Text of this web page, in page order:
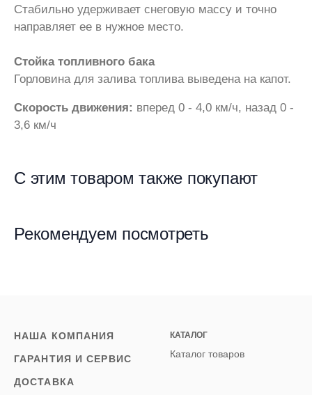
Стабильно удерживает снеговую массу и точно
направляет ее в нужное место.
Стойка топливного бака
Горловина для залива топлива выведена на капот.
Скорость движения: вперед 0 - 4,0 км/ч, назад 0 -
3,6 км/ч
С этим товаром также покупают
Рекомендуем посмотреть
НАША КОМПАНИЯ
ГАРАНТИЯ И СЕРВИС
ДОСТАВКА
КАТАЛОГ
Каталог товаров